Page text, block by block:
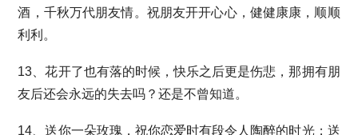
酒，千秋万代朋友情。祝朋友开开心心，健健康康，顺顺
利利。
13、花开了也有落的时候，快乐之后更是伤悲，那拥有朋
友后还会永远的失去吗？还是不曾知道。
14、送你一朵玫瑰，祝你恋爱时有段令人陶醉的时光；送